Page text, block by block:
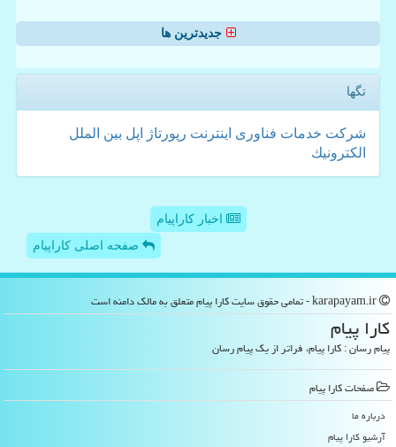
جدیدترین ها
تگها
شركت خدمات فناوری اینترنت رپورتاژ اپل بین الملل
الكترونیك
اخبار کاراپیام
صفحه اصلی کاراپیام
كارا پیام
پیام رسان : کارا پیام، فراتر از یک پیام رسان
صفحات كارا پیام
درباره ما
آرشیو كارا پیام